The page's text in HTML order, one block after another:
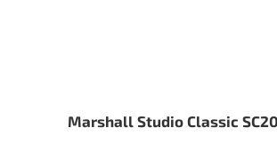
Marshall Studio Classic